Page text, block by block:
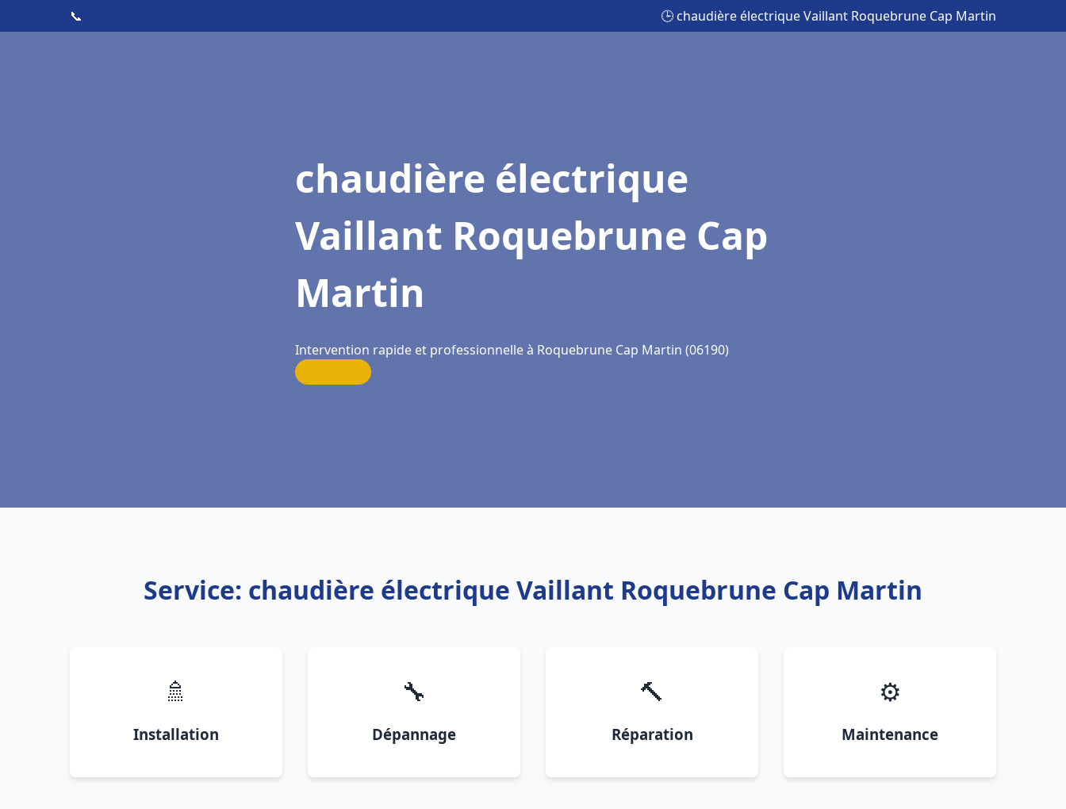
📞 🕒 chaudière électrique Vaillant Roquebrune Cap Martin
chaudière électrique
Vaillant Roquebrune Cap
Martin
Intervention rapide et professionnelle à Roquebrune Cap Martin (06190)
Service: chaudière électrique Vaillant Roquebrune Cap Martin
🚿
Installation
🔧
Dépannage
🔨
Réparation
⚙️
Maintenance